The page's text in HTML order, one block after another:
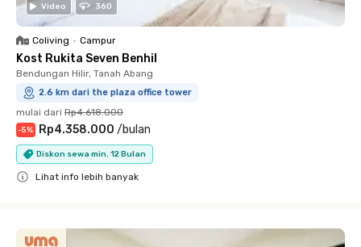
Video 360
Coliving • Campur
Kost Rukita Seven Benhil
Bendungan Hilir, Tanah Abang
2.6 km dari the plaza office tower
mulai dari Rp4.618.000
-5% Rp4.358.000 /bulan
Diskon sewa min. 12 Bulan
Lihat info lebih banyak